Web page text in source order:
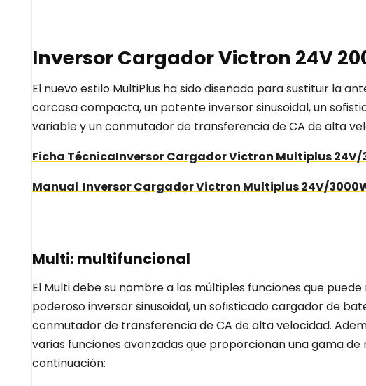
Inversor Cargador Victron 24V
El nuevo estilo MultiPlus ha sido diseñado para sustituir la
carcasa compacta, un potente inversor sinusoidal, un
variable y un conmutador de transferencia de CA de alta
Ficha TécnicaInversor Cargador Victron Multiplus 24V/
Manual Inversor Cargador Victron Multiplus 24V/
Multi: multifuncional
El Multi debe su nombre a las múltiples funciones que
poderoso inversor sinusoidal, un sofisticado cargador de
conmutador de transferencia de CA de alta velocidad.
varias funciones avanzadas que proporcionan una gama
continuación: